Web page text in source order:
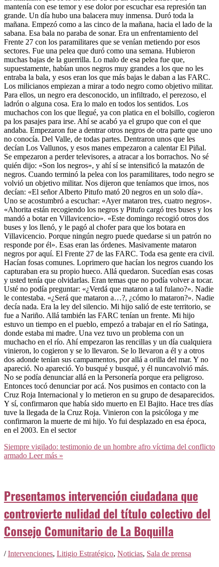
mantenía con ese temor y ese dolor por escuchar esa represión tan
grande. Un día hubo una balacera muy inmensa. Duró toda la
mañana. Empezó como a las cinco de la mañana, hacia el lado de la
sabana. Esa bala no paraba de sonar. Era un enfrentamiento del
Frente 27 con los paramilitares que se venían metiendo por esos
sectores. Fue una pelea que duró como una semana. Hubieron
muchas bajas de la guerrilla. Lo malo de esa pelea fue que,
supuestamente, habían unos negros muy grandes a los que no les
entraba la bala, y esos eran los que más bajas le daban a las FARC.
Los milicianos empiezan a mirar a todo negro como objetivo militar.
Para ellos, un negro era desconocido, un infiltrado, el perezoso, el
ladrón o alguna cosa. Era lo malo en todos los sentidos. Los
muchachos con los que llegué, ya con platica en el bolsillo, cogieron
pa los pasajes para irse. Ahí se acabó ya el grupo que con el que
andaba. Empezaron fue a dentrar otros negros de otra parte que uno
no conocía. Del Valle, de todas partes. Dentraron unos que les
decían Los Vallunos, y esos manes empezaron a calentar El Piñal.
Se empezaron a perder televisores, a atracar a los borrachos. No sé
quién dijo: «Son los negros», y ahí sí se intensificó la matazón de
negros. Cuando terminó la pelea con los paramilitares, todo negro se
volvió un objetivo militar. Nos dijeron que teníamos que irnos, nos
decían: «El señor Alberto Pitufo mató 20 negros en un solo día».
Uno se acostumbró a escuchar: «Ayer mataron tres, cuatro negros».
«Ahorita están recogiendo los negros y Pitufo cargó tres buses y los
mandó a botar en Villavicencio». «Este domingo recogió otros dos
buses y los llenó, y le pagó al chofer para que los botara en
Villavicencio. Porque ningún negro puede quedarse si un patrón no
responde por él». Esas eran las órdenes. Masivamente mataron
negros por aquí. El Frente 27 de las FARC. Toda esa gente era civil.
Hacían fosas comunes. Loprimero que hacían los negros cuando los
capturaban era su propio hueco. Allá quedaron. Sucedían esas cosas
y usted tenía que olvidarlas. Eran temas que no podía volver a tocar.
Usté no podía preguntar: «¿Verdá que mataron a tal fulano?». Nadie
le contestaba. «¿Será que mataron a…?, ¿cómo lo mataron?». Nadie
decía nada. Era la ley del silencio. Mi hijo salió de este territorio, se
fue a Nariño. Allá también las FARC tenían un frente. Mi hijo
estuvo un tiempo en el pueblo, empezó a trabajar en el río Satinga,
donde estaba mi madre. Una vez tuvo un problema con un
muchacho en el río. Ahí empezaron las rencillas y un día cualquiera
vinieron, lo cogieron y se lo llevaron. Se lo llevaron a él y a otros
dos adonde tenían sus campamentos, por allá a orilla del mar. Y no
apareció. No apareció. Yo busqué y busqué, y él nuncavolvió más.
No se podía denunciar allá en la Personería porque era peligroso.
Entonces tocó denunciar por acá. Nos pusimos en contacto con la
Cruz Roja Internacional y lo metieron en su grupo de desaparecidos.
Y sí, confirmaron que había sido muerto en El Bajito. Hace tres días
tuve la llegada de la Cruz Roja. Vinieron con la psicóloga y me
confirmaron la muerte de mi hijo. Yo fui desplazado en esa época,
en el 2003. En el sector
Siempre vigilado: testimonio de un hombre afro víctima del conflicto
armado Leer más »
Presentamos intervención ciudadana que
controvierte nulidad del título colectivo del
Consejo Comunitario de La Boquilla
/Intervenciones, Litigio Estratégico, Noticias, Sala de prensa